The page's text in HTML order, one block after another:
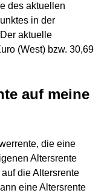
des aktuellen
in der
aktuelle
(West) bzw. 30,69
auf meine
die eine
Altersrente
die Altersrente
eine Altersrente